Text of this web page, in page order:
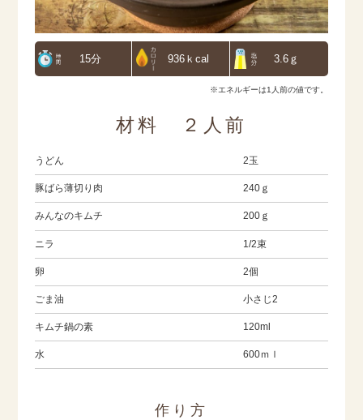
15分 936ｋcal 3.6ｇ
※エネルギーは1人前の値です。
材料 ２人前
うどん 2玉
豚ばら薄切り肉 240ｇ
みんなのキムチ 200ｇ
ニラ 1/2束
卵 2個
ごま油 小さじ2
キムチ鍋の素 120ml
水 600ｍｌ
作り方